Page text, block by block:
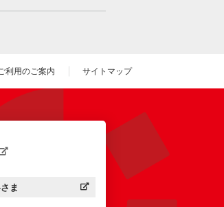
利用のご案内 サイトマップ
イズ：
ま
ンドウを開きます）